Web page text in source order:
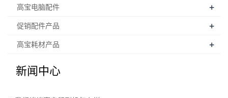
高宝电脑配件 +
促销配件产品 +
高宝耗材产品 +
新闻中心